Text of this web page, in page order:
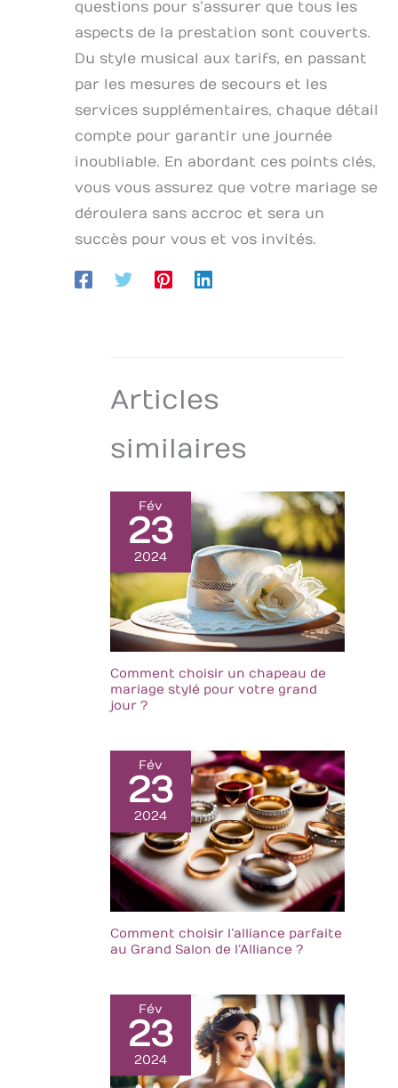
questions pour s’assurer que tous les
aspects de la prestation sont couverts.
Du style musical aux tarifs, en passant
par les mesures de secours et les
services supplémentaires, chaque détail
compte pour garantir une journée
inoubliable. En abordant ces points clés,
vous vous assurez que votre mariage se
déroulera sans accroc et sera un
succès pour vous et vos invités.
Articles
similaires
Fév
23
2024
Comment choisir un chapeau de
mariage stylé pour votre grand
jour ?
Fév
23
2024
Comment choisir l’alliance parfaite
au Grand Salon de l’Alliance ?
Fév
23
2024